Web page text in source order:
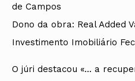
de Campos
Dono da obra: Real Added
Investimento Imobiliário
O júri destacou «... a